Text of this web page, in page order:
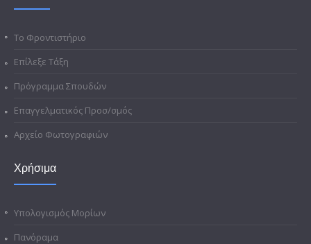
Το Φροντιστήριο
Επίλεξε Τάξη
Πρόγραμμα Σπουδών
Επαγγελματικός Προσ/σμός
Αρχείο Φωτογραφιών
Χρήσιμα
Υπολογισμός Μορίων
Πανόραμα